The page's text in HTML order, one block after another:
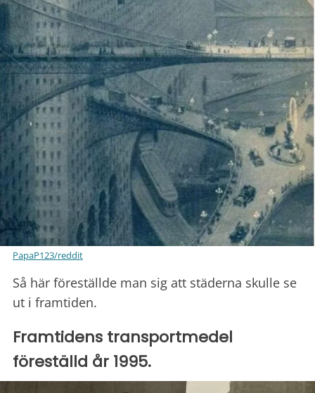
PapaP123/reddit
Så här föreställde man sig att städerna skulle se
ut i framtiden.
Framtidens transportmedel
föreställd år 1995.